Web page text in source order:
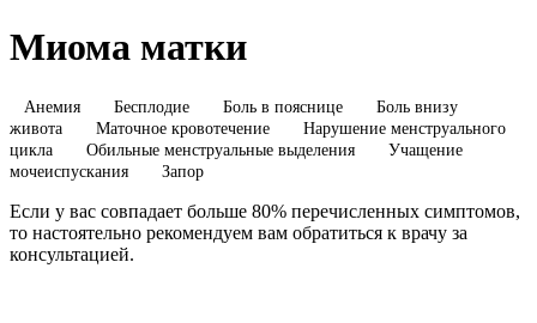
Миома матки
Анемия Бесплодие Боль в пояснице
Боль внизу
живота
Маточное кровотечение
Нарушение менструального
цикла
Обильные менструальные выделения
Учащение
мочеиспускания
Запор
Если у вас совпадает больше 80% перечисленных симптомов,
то настоятельно рекомендуем вам обратиться к врачу за
консультацией.